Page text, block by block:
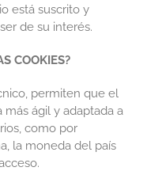
está suscrito y
de su interés.
COOKIES?
permiten que el
ágil y adaptada a
como por
la moneda del país